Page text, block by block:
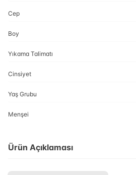
Cep
Boy
Yıkama Talimatı
Cinsiyet
Yaş Grubu
Menşei
Ürün Açıklaması